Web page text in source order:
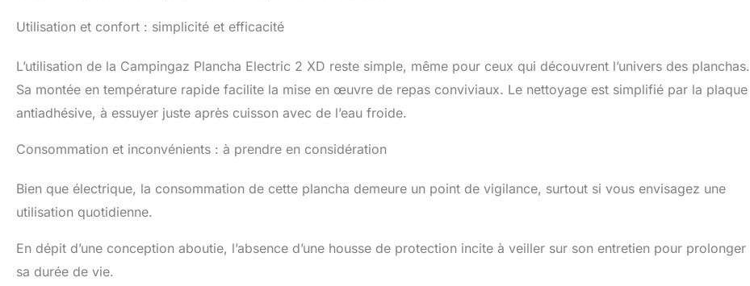
Utilisation et confort : simplicité et efficacité
L’utilisation de la Campingaz Plancha Electric 2 XD reste simple, même pour ceux qui découvrent l’univers des planchas.
Sa montée en température rapide facilite la mise en œuvre de repas conviviaux. Le nettoyage est simplifié par la plaque
antiadhésive, à essuyer juste après cuisson avec de l’eau froide.
Consommation et inconvénients : à prendre en considération
Bien que électrique, la consommation de cette plancha demeure un point de vigilance, surtout si vous envisagez une
utilisation quotidienne.
En dépit d’une conception aboutie, l’absence d’une housse de protection incite à veiller sur son entretien pour prolonger
sa durée de vie.